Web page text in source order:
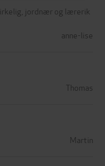
jordnær og lærerik
anne-lise
Thomas
Martin